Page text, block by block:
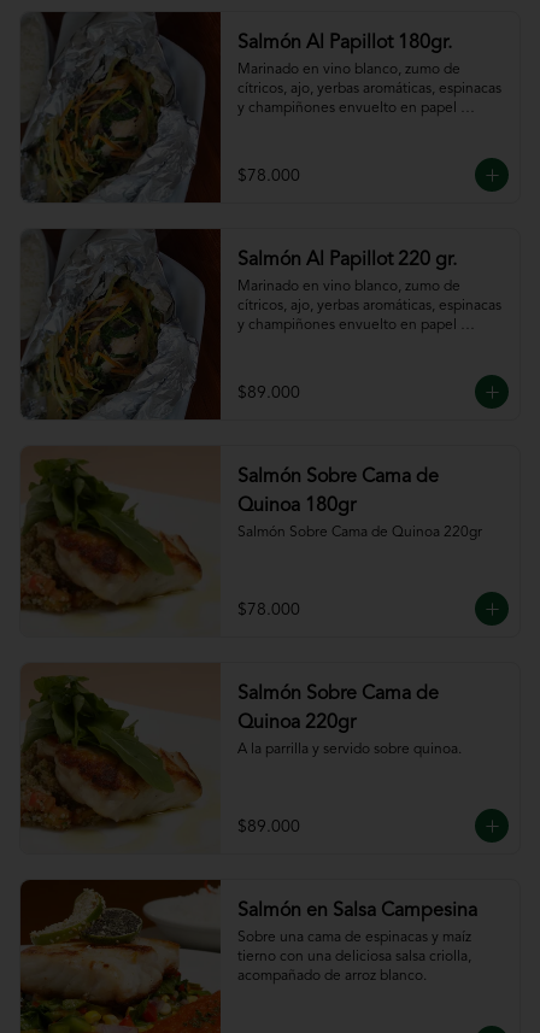
Salmón Al Papillot 180gr.
Marinado en vino blanco, zumo de
cítricos, ajo, yerbas aromáticas, espinacas
y champiñones envuelto en papel
$78.000
Salmón Al Papillot 220 gr.
Marinado en vino blanco, zumo de
cítricos, ajo, yerbas aromáticas, espinacas
y champiñones envuelto en papel
$89.000
Salmón Sobre Cama de
Quinoa 180gr
Salmón Sobre Cama de Quinoa 220gr
$78.000
Salmón Sobre Cama de
Quinoa 220gr
A la parrilla y servido sobre quinoa.
$89.000
Salmón en Salsa Campesina
Sobre una cama de espinacas y maíz
tierno con una deliciosa salsa criolla,
acompañado de arroz blanco.